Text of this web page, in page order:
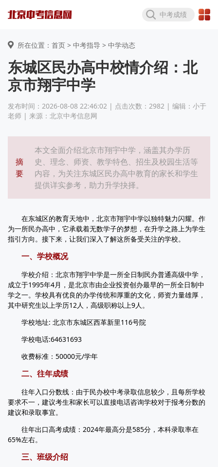
中考成绩
所在位置：首页 > 中考指导 > 中学动态
东城区民办高中校情介绍：北
京市翔宇中学
发布时间：2026-08-08 22:46:02 | 点击次数：2982 | 编辑：小于
老师 | 来源：北京中考信息网
摘
要
本文全面介绍北京市翔宇中学，涵盖其办学历
史、理念、师资、教学特色、招生及校园生活等
内容，为关注东城区民办高中教育的家长和学生
提供详实参考，助力升学抉择。
在东城区的教育天地中，北京市翔宇中学以独特魅力闪耀。作
为一所民办高中，它承载着无数学子的梦想，在升学之路上为学生
指引方向。接下来，让我们深入了解这所备受关注的学校。
一、学校概况
学校介绍：北京市翔宇中学是一所全日制民办普通高级中学，
成立于1995年4月，是北京市由企业投资创办最早的一所全日制中
学之一。学校具有优良的办学传统和厚重的文化，师资力量雄厚，
其中研究生以上学历12人，高级职称以上9人。
学校地址: 北京市东城区西革新里116号院
学校电话:64631693
收费标准：50000元/学年
二、往年成绩
往年入口分数线：由于民办校中考录取信息较少，且每所学校
要求不一，建议考生和家长可以直接电话咨询学校对于报考分数的
建议和录取事宜。
往年出口高考成绩：2024年最高分是585分，本科录取率在
65%左右。
三、班级介绍